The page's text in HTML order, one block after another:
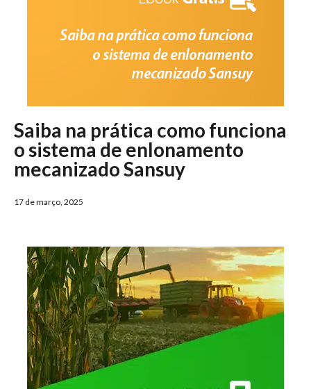
Saiba na prática como funciona
o sistema de enlonamento
mecanizado Sansuy
17 de março, 2025